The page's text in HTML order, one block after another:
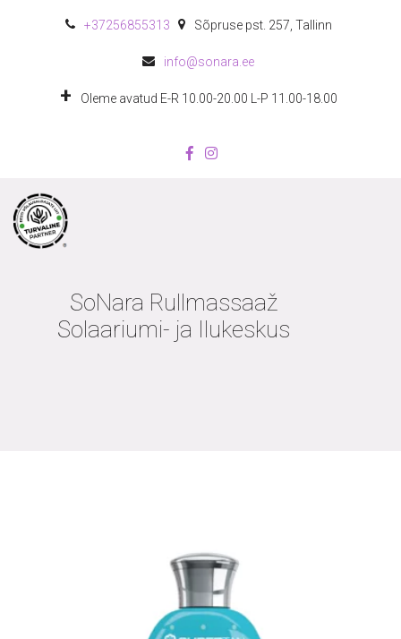
+37256855313 Sõpruse pst. 257 Tallinn
info@sonara.ee
Oleme avatud E-R 10.00-20.00 L-P 11.00-18.00
SoNara Rullmassaaž
Solaariumi- ja Ilukeskus